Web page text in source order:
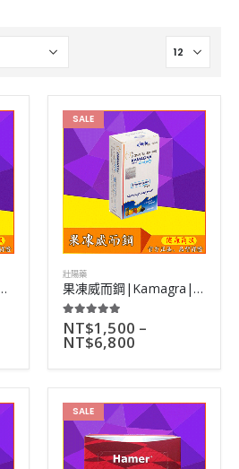
補腎壯陽神器|16粒裝
SALE
壯陽藥
果凍威而鋼|Kamagra|全新水果味液態威|多種口味可選|7小包
5.00out of 5
NT$1,500 –
NT$6,800
SALE